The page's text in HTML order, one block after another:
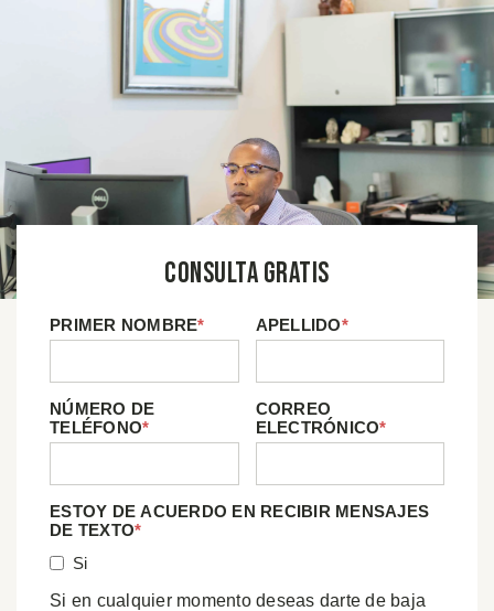
Consulta Gratis
PRIMER NOMBRE* APELLIDO*
NÚMERO DE
TELÉFONO*
CORREO
ELECTRÓNICO*
ESTOY DE ACUERDO EN RECIBIR MENSAJES
DE TEXTO*
Si
Si en cualquier momento deseas darte de baja